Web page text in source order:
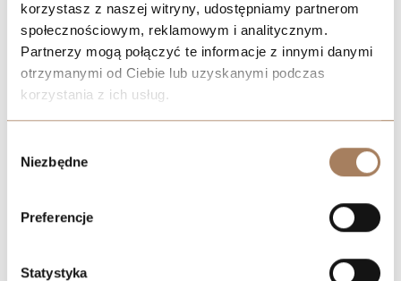
korzystasz z naszej witryny, udostępniamy partnerom
społecznościowym, reklamowym i analitycznym.
Partnerzy mogą połączyć te informacje z innymi danymi
otrzymanymi od Ciebie lub uzyskanymi podczas
korzystania z ich usług.
process your information.
zgody
Niezbędne
Preferencje
Statystyka